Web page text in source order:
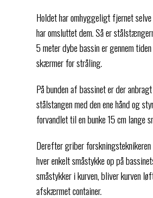
Holdet har omhyggeligt fjernet selve
har omsluttet dem. Så er
5 meter dybe bassin er gennem
skærmer for stråling.
På bunden af bassinet er der
stålstangen med den ene hånd og
forvandlet til en bunke 15 cm lange
Derefter griber
hver enkelt småstykke op på
småstykker i kurven, bliver kurven
afskærmet container.